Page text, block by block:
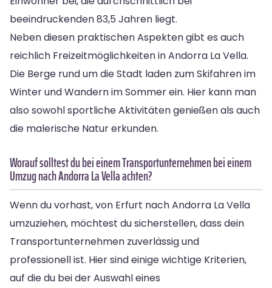
beeindruckenden 83,5 Jahren liegt.
Neben diesen praktischen Aspekten gibt es auch
reichlich Freizeitmöglichkeiten in Andorra La Vella.
Die Berge rund um die Stadt laden zum Skifahren im
Winter und Wandern im Sommer ein. Hier kann man
also sowohl sportliche Aktivitäten genießen als auch
die malerische Natur erkunden.
Worauf solltest du bei einem Transportunternehmen bei einem
Umzug nach Andorra La Vella achten?
Wenn du vorhast, von Erfurt nach Andorra La Vella
umzuziehen, möchtest du sicherstellen, dass dein
Transportunternehmen zuverlässig und
professionell ist. Hier sind einige wichtige Kriterien,
auf die du bei der Auswahl eines